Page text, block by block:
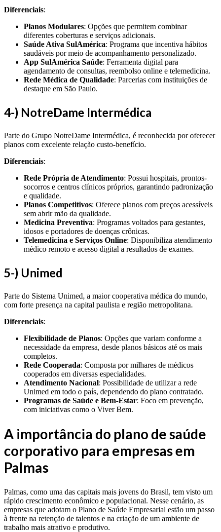
Diferenciais:
Planos Modulares: Opções que permitem combinar
diferentes coberturas e serviços adicionais.
Saúde Ativa SulAmérica: Programa que incentiva hábitos
saudáveis por meio de acompanhamento personalizado.
App SulAmérica Saúde: Ferramenta digital para
agendamento de consultas, reembolso online e telemedicina.
Rede Médica de Qualidade: Parcerias com instituições de
destaque em São Paulo.
4-) NotreDame Intermédica
Parte do Grupo NotreDame Intermédica, é reconhecida por oferecer
planos com excelente relação custo-benefício.
Diferenciais:
Rede Própria de Atendimento: Possui hospitais, prontos-
socorros e centros clínicos próprios, garantindo padronização
e qualidade.
Planos Competitivos: Oferece planos com preços acessíveis
sem abrir mão da qualidade.
Medicina Preventiva: Programas voltados para gestantes,
idosos e portadores de doenças crônicas.
Telemedicina e Serviços Online: Disponibiliza atendimento
médico remoto e acesso digital a resultados de exames.
5-) Unimed
Parte do Sistema Unimed, a maior cooperativa médica do mundo,
com forte presença na capital paulista e região metropolitana.
Diferenciais:
Flexibilidade de Planos: Opções que variam conforme a
necessidade da empresa, desde planos básicos até os mais
completos.
Rede Cooperada: Composta por milhares de médicos
cooperados em diversas especialidades.
Atendimento Nacional: Possibilidade de utilizar a rede
Unimed em todo o país, dependendo do plano contratado.
Programas de Saúde e Bem-Estar: Foco em prevenção,
com iniciativas como o Viver Bem.
A importância do plano de saúde
corporativo para empresas em
Palmas
Palmas, como uma das capitais mais jovens do Brasil, tem visto um
rápido crescimento econômico e populacional. Nesse cenário, as
empresas que adotam o Plano de Saúde Empresarial estão um passo
à frente na retenção de talentos e na criação de um ambiente de
trabalho mais atrativo e produtivo.